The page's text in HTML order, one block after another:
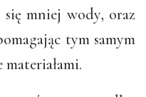
mniej wody, oraz
tym samym